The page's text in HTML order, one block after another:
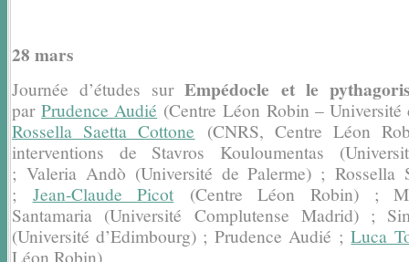
28 mars
Journée d’études surEmpédocle et le
parPrudence Audié (CentreLéon Robin – Université
Rossella Saetta Cottone (CNRS, Centre Léon
interventions de Stavros Kouloumentas
; Valeria Andò (Université de Palerme) ; Rossella
; Jean-Claude Picot(Centre Léon Robin) ;
Santamaria (Université Complutense Madrid) ;
(Université d’Edimbourg) ; Prudence Audié ;Luca
Léon Robin).